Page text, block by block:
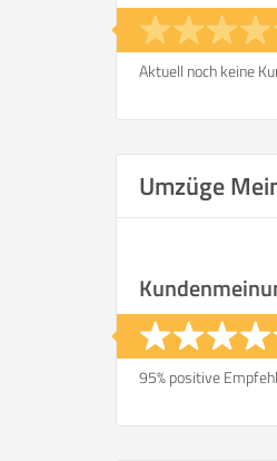
Aktuell noch keine
Umzüge
95% positive